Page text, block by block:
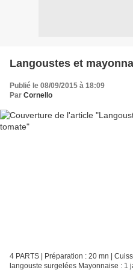
Langoustes et
Publié le 08/09/2015 à 18:09
Par Cornello
4 PARTS | Préparation : 20 mn |
langouste surgelées Mayonnaise : 1